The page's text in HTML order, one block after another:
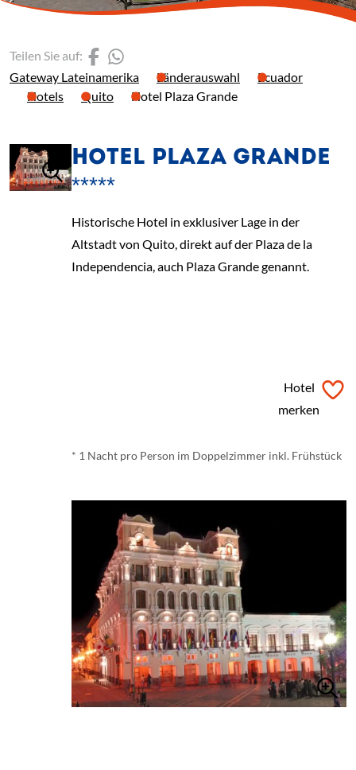
Gateway Lateinamerika Länderauswahl
Ecuador
Hotels
Quito Hotel Plaza Grande
Teilen Sie auf: (Link öffnet einen neuen
HOTEL PLAZA GRANDE
*****
Historische Hotel in exklusiver Lage in der
Altstadt von Quito, direkt auf der Plaza de la
Independencia, auch Plaza Grande genannt.
Hotel
merken
* 1 Nacht pro Person im Doppelzimmer inkl. Frühstück